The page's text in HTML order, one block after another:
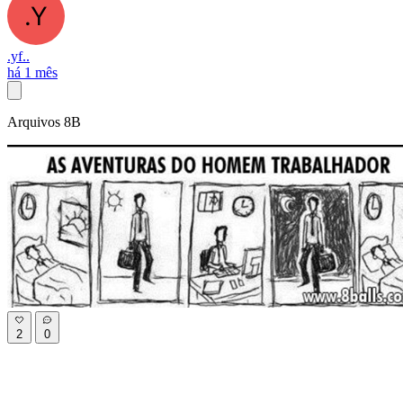
.yf..
há 1 mês
Arquivos 8B
2 0